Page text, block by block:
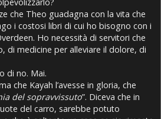
che Theo guadagna con la vita che
i costosi libri di cui ho bisogno con i
Ho necessità di servitori che
di medicine per alleviare il dolore, di
di no. Mai.
che Kayah l’avesse in gloria, che
del sopravvissuto”. Diceva che in
del carro, sarebbe potuto